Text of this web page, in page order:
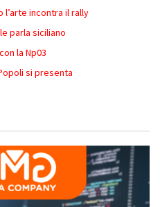
l’arte incontra il rally
parla siciliano
la Np03
si presenta